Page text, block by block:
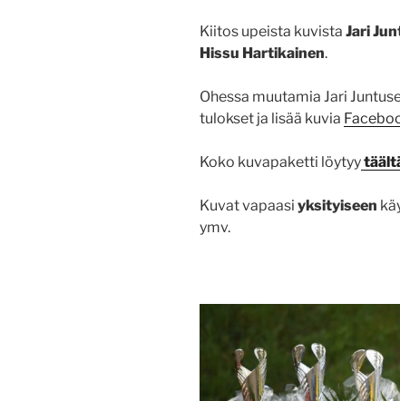
Kiitos upeista kuvista Jari
Hissu Hartikainen.
Ohessa muutamia Jari
tulokset ja lisää kuvia
Koko kuvapaketti löytyy
Kuvat vapaasi yksityiseen
ymv.